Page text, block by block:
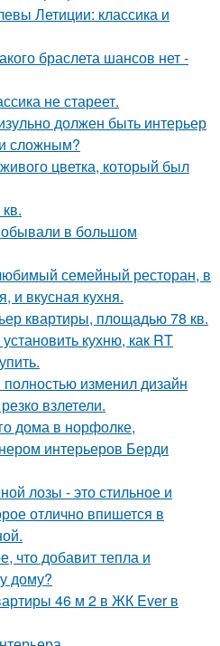
Летиции: классика и
браслета шансов нет -
не стареет.
должен быть интерьер
сложным?
цветка, который был
в большом
семейный ресторан, в
и вкусная кухня.
квартиры, площадью 78 кв.
кухню, как RT
изменил дизайн
взлетели.
дома в норфолке,
интерьеров Берди
лозы - это стильное и
отлично впишется в
что добавит тепла и
дому?
46 м 2 в ЖК Ever в